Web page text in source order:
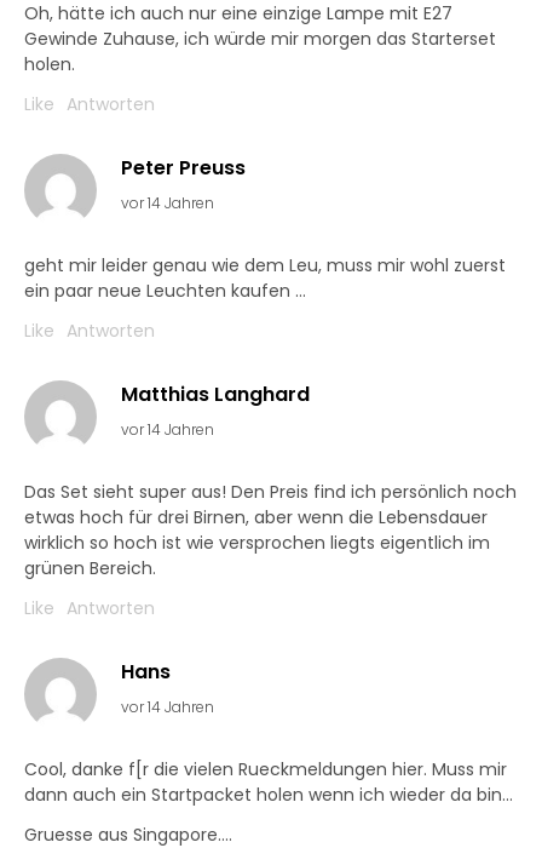
Oh, hätte ich auch nur eine einzige Lampe mit E27
Gewinde Zuhause, ich würde mir morgen das Starterset
holen.
Like Antworten
Peter Preuss
vor 14 Jahren
geht mir leider genau wie dem Leu, muss mir wohl zuerst
ein paar neue Leuchten kaufen …
Like Antworten
Matthias Langhard
vor 14 Jahren
Das Set sieht super aus! Den Preis find ich persönlich noch
etwas hoch für drei Birnen, aber wenn die Lebensdauer
wirklich so hoch ist wie versprochen liegts eigentlich im
grünen Bereich.
Like Antworten
Hans
vor 14 Jahren
Cool, danke f[r die vielen Rueckmeldungen hier. Muss mir
dann auch ein Startpacket holen wenn ich wieder da bin…
Gruesse aus Singapore….